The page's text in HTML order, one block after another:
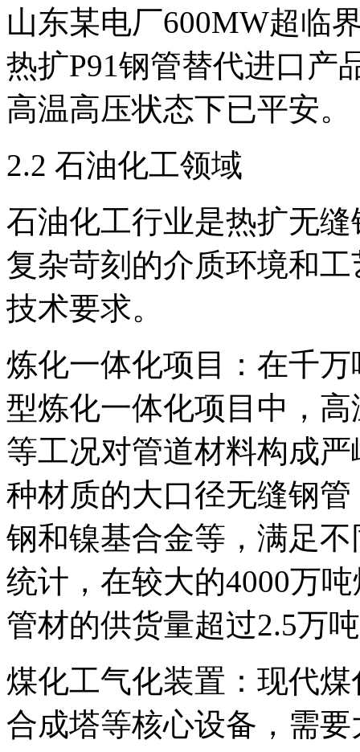
山东某电厂600MW超临
热扩P91钢管替代进口产
高温高压状态下已平安。
2.2 石油化工领域
石油化工行业是热扩无
复杂苛刻的介质环境和
技术要求。
炼化一体化项目：在千
型炼化一体化项目中，
等工况对管道材料构成
种材质的大口径无缝钢
钢和镍基合金等，满足
统计，在较大的4000万
管材的供货量超过2.5万
煤化工气化装置：现代
合成塔等核心设备，需